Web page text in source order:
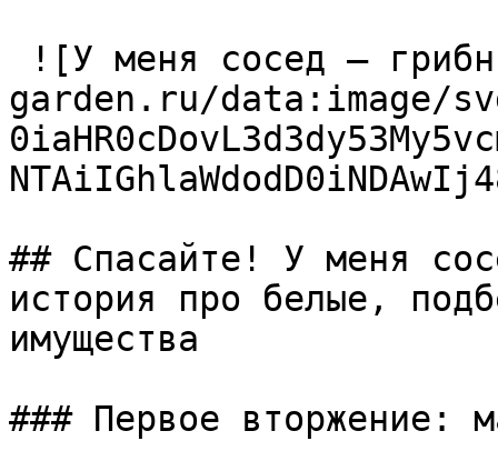
![У меня сосед —
garden.ru/data:image/
## Спасайте! У меня
история про белые,
имущества
### Первое вторжение: